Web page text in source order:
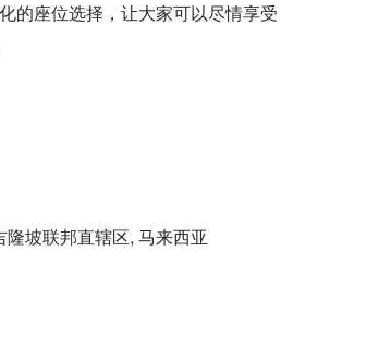
的座位选择，让大家可以尽情享受
坡联邦直辖区, 马来西亚